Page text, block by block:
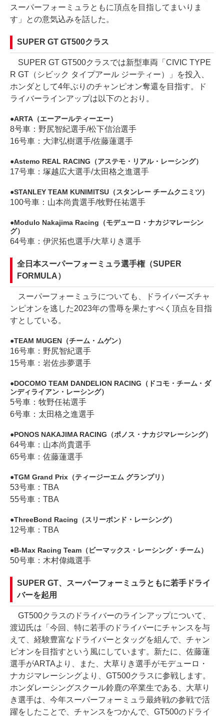
スーパーフォーミュラともに頂点を目指してまいりま
す」との意気込みを話した。
SUPER GT GT500クラス
SUPER GT GT500クラスでは新型車両「CIVIC TYPE
R GT（シビック タイプアール ジーティー）」を投入、
ホンダとして4年ぶりのチャンピオン奪還を目指す。ド
ライバーラインアップは以下のとおり。
ARTA（エーアールティーエー）
8号車：野尻智紀選手/松下信治選手
16号車：大津弘樹選手/佐藤蓮選手
Astemo REAL RACING（アステモ・リアル・レーシング）
17号車：塚越広大選手/太田格之進選手
STANLEY TEAM KUNIMITSU（スタンレー チームクニミツ）
100号車：山本尚貴選手/牧野任祐選手
Modulo Nakajima Racing（モデューロ・ナカジマレーシン
グ）
64号車：伊沢拓也選手/大草りき選手
全日本スーパーフォーミュラ選手権（SUPER
FORMULA）
スーパーフォーミュラについても、ドライバーズチャ
ンピオンを逃した2023年の雪辱を果たすべく頂点を目指
すとしている。
TEAM MUGEN（チーム・ムゲン）
16号車：野尻智紀選手
15号車：岩佐歩夢選手
DOCOMO TEAM DANDELION RACING（ドコモ・チーム・ダ
ンディライアン・レーシング）
5号車：牧野任祐選手
6号車：太田格之進選手
PONOS NAKAJIMA RACING（ポノス・ナカジマレーシング）
64号車：山本尚貴選手
65号車：佐藤蓮選手
TGM Grand Prix（ティージーエム グランプリ）
53号車：TBA
55号車：TBA
ThreeBond Racing（スリーボンド・レーシング）
12号車：TBA
B-Max Racing Team（ビーマックス・レーシング・チーム）
50号車：木村偉織選手
SUPER GT、スーパーフォーミュラともに若手ドライ
バーを起用
GT500クラスのドライバーのラインアップについて、
渡辺氏は「今回、特に若手のドライバーにチャンスを与
えて、経験豊富なドライバーとタッグを組んで、チャン
ピオンを目指すという風にしています。新たに、佐藤蓮
選手がARTAより、また、大草りき選手がモデューロ・
ナカジマレーシングより、GT500クラスに参戦します。
ホンダレーシングスクール鈴鹿の卒業生である、大草り
き選手は、今年スーパーフォーミュラ最終戦の参戦で活
躍をしたことで、チャンスをつかんで、GT500のドライ